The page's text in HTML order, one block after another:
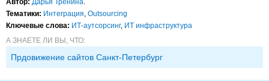
Тематики: Интеграция Outsourcing
Ключевые слова: ИТ-аутсорсинг, ИТ инфраструктура
А ЗНАЕТЕ ЛИ ВЫ, ЧТО:
Прдовижение сайтов Санкт-Петербург